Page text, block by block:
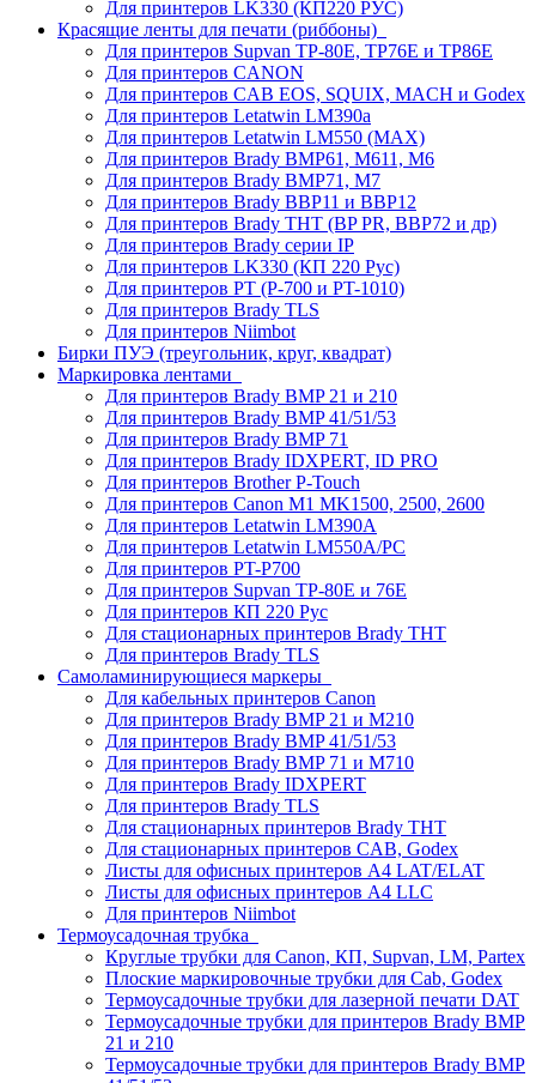
Для принтеров LK330 (КП220 РУС)
Красящие ленты для печати (риббоны)
Для принтеров Supvan TP-80E, TP76E и TP86E
Для принтеров CANON
Для принтеров CAB EOS, SQUIX, MACH и Godex
Для принтеров Letatwin LM390a
Для принтеров Letatwin LM550 (MAX)
Для принтеров Brady BMP61, M611, M6
Для принтеров Brady BMP71, M7
Для принтеров Brady BBP11 и BBP12
Для принтеров Brady THT (BP PR, BBP72 и др)
Для принтеров Brady серии IP
Для принтеров LK330 (КП 220 Рус)
Для принтеров PT (P-700 и PT-1010)
Для принтеров Brady TLS
Для принтеров Niimbot
Бирки ПУЭ (треугольник, круг, квадрат)
Маркировка лентами
Для принтеров Brady BMP 21 и 210
Для принтеров Brady BMP 41/51/53
Для принтеров Brady BMP 71
Для принтеров Brady IDXPERT, ID PRO
Для принтеров Brother P-Touch
Для принтеров Canon M1 MK1500, 2500, 2600
Для принтеров Letatwin LM390A
Для принтеров Letatwin LM550A/PC
Для принтеров PT-P700
Для принтеров Supvan TP-80E и 76E
Для принтеров КП 220 Рус
Для стационарных принтеров Brady THT
Для принтеров Brady TLS
Самоламинирующиеся маркеры
Для кабельных принтеров Canon
Для принтеров Brady BMP 21 и M210
Для принтеров Brady BMP 41/51/53
Для принтеров Brady BMP 71 и M710
Для принтеров Brady IDXPERT
Для принтеров Brady TLS
Для стационарных принтеров Brady THT
Для стационарных принтеров CAB, Godex
Листы для офисных принтеров А4 LAT/ELAT
Листы для офисных принтеров А4 LLC
Для принтеров Niimbot
Термоусадочная трубка
Круглые трубки для Canon, КП, Supvan, LM, Partex
Плоские маркировочные трубки для Cab, Godex
Термоусадочные трубки для лазерной печати DAT
Термоусадочные трубки для принтеров Brady BMP
21 и 210
Термоусадочные трубки для принтеров Brady BMP